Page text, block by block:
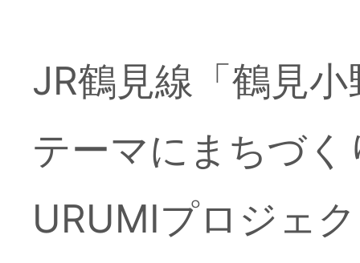
JR鶴見線「鶴見
テーマにまちづ
URUMIプロジェ